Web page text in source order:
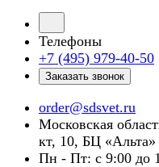
Телефоны
+7 (495) 979-40-50
Заказать звонок
order@sdsvet.ru
Московская
кт, 10, БЦ «Альта»
Пн - Пт: с 9:00 до